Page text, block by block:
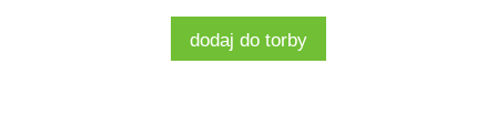
dodaj do torby